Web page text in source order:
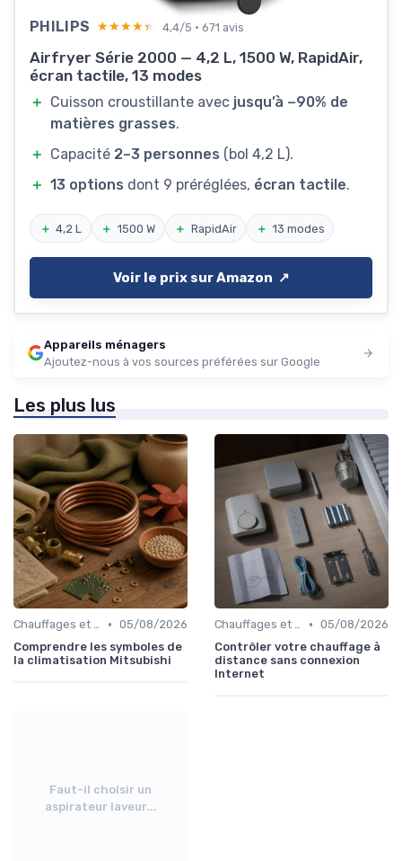
PHILIPS ★★★★★
★★★★★ 4,4/5 · 671 avis
Airfryer Série 2000 — 4,2 L, 1500 W, RapidAir,
écran tactile, 13 modes
＋ Cuisson croustillante avec jusqu’à −90% de
matières grasses.
＋ Capacité 2–3 personnes (bol 4,2 L).
＋ 13 options dont 9 préréglées, écran tactile.
＋ 4,2 L ＋ 1500 W ＋ RapidAir ＋ 13 modes
Voir le prix sur Amazon ↗️
Appareils ménagers
Ajoutez-nous à vos sources préférées sur Google
Les plus lus
Chauffages et Climatiseurs • 05/08/2026
Comprendre les symboles de
la climatisation Mitsubishi
Chauffages et Climatiseurs • 05/08/2026
Contrôler votre chauffage à
distance sans connexion
Internet
Faut-il choisir un
aspirateur laveur...